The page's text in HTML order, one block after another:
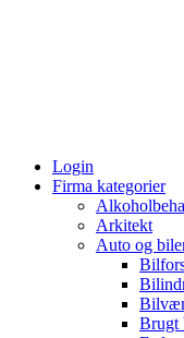
Login
Firma kategorier
Arkitekt
Auto og
Brugt